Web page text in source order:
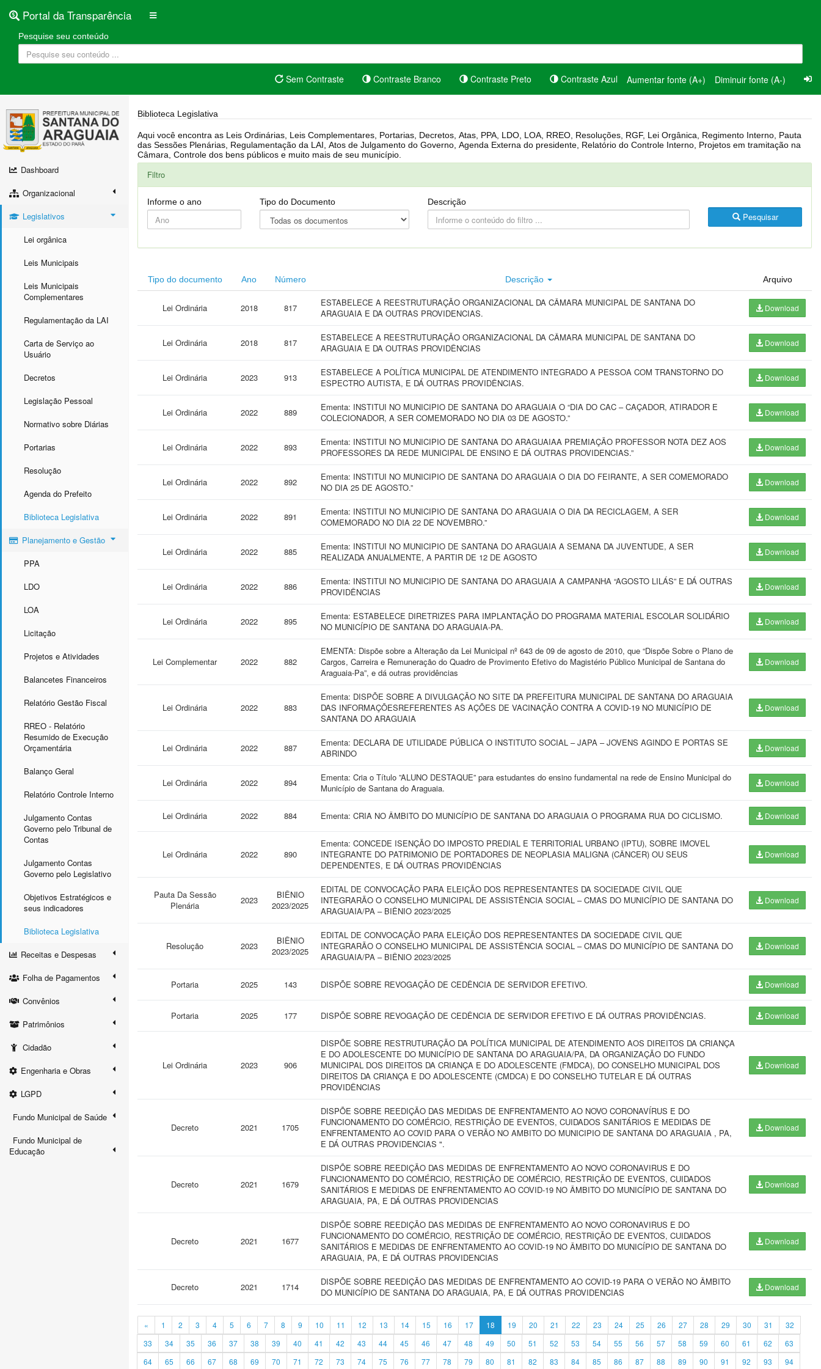
Portal da Transparência
Pesquise seu conteúdo
Sem Contraste Contraste Branco Contraste Preto Contraste Azul Aumentar fonte (A+) Diminuir fonte (A-)
Dashboard
Organizacional
Legislativos
Lei orgânica
Leis Municipais
Leis Municipais
Complementares
Regulamentação da LAI
Carta de Serviço ao
Usuário
Decretos
Legislação Pessoal
Normativo sobre Diárias
Portarias
Resolução
Agenda do Prefeito
Biblioteca Legislativa
Planejamento e Gestão
PPA
LDO
LOA
Licitação
Projetos e Atividades
Balancetes Financeiros
Relatório Gestão Fiscal
RREO - Relatório
Resumido de Execução
Orçamentária
Balanço Geral
Relatório Controle Interno
Julgamento Contas
Governo pelo Tribunal de
Contas
Julgamento Contas
Governo pelo Legislativo
Objetivos Estratégicos e
seus indicadores
Biblioteca Legislativa
Receitas e Despesas
Folha de Pagamentos
Convênios
Patrimônios
Cidadão
Engenharia e Obras
LGPD
Fundo Municipal de Saúde
Fundo Municipal de
Educação
Biblioteca Legislativa
Aqui você encontra as Leis Ordinárias, Leis Complementares, Portarias, Decretos, Atas, PPA, LDO, LOA, RREO, Resoluções, RGF, Lei Orgânica, Regimento Interno, Pauta
das Sessões Plenárias, Regulamentação da LAI, Atos de Julgamento do Governo, Agenda Externa do presidente, Relatório do Controle Interno, Projetos em tramitação na
Câmara, Controle dos bens públicos e muito mais de seu município.
Filtro
Informe o ano Tipo do Documento Descrição
Pesquisar
Tipo do documento Ano Número Descrição Arquivo
Lei Ordinária 2018 817
ESTABELECE A REESTRUTURAÇÃO ORGANIZACIONAL DA CÂMARA MUNICIPAL DE SANTANA DO
ARAGUAIA E DA OUTRAS PROVIDENCIAS.
Download
Lei Ordinária 2018 817
ESTABELECE A REESTRUTURAÇÃO ORGANIZACIONAL DA CÂMARA MUNICIPAL DE SANTANA DO
ARAGUAIA E DA OUTRAS PROVIDÊNCIAS
Download
Lei Ordinária 2023 913
ESTABELECE A POLÍTICA MUNICIPAL DE ATENDIMENTO INTEGRADO A PESSOA COM TRANSTORNO DO
ESPECTRO AUTISTA, E DÁ OUTRAS PROVIDÊNCIAS.
Download
Lei Ordinária 2022 889
Ementa: INSTITUI NO MUNICIPIO DE SANTANA DO ARAGUAIA O “DIA DO CAC – CAÇADOR, ATIRADOR E
COLECIONADOR, A SER COMEMORADO NO DIA 03 DE AGOSTO.”
Download
Lei Ordinária 2022 893
Ementa: INSTITUI NO MUNICIPIO DE SANTANA DO ARAGUAIAA PREMIAÇÃO PROFESSOR NOTA DEZ AOS
PROFESSORES DA REDE MUNICIPAL DE ENSINO E DÁ OUTRAS PROVIDENCIAS.”
Download
Lei Ordinária 2022 892
Ementa: INSTITUI NO MUNICIPIO DE SANTANA DO ARAGUAIA O DIA DO FEIRANTE, A SER COMEMORADO
NO DIA 25 DE AGOSTO.”
Download
Lei Ordinária 2022 891
Ementa: INSTITUI NO MUNICIPIO DE SANTANA DO ARAGUAIA O DIA DA RECICLAGEM, A SER
COMEMORADO NO DIA 22 DE NOVEMBRO.”
Download
Lei Ordinária 2022 885
Ementa: INSTITUI NO MUNICIPIO DE SANTANA DO ARAGUAIA A SEMANA DA JUVENTUDE, A SER
REALIZADA ANUALMENTE, A PARTIR DE 12 DE AGOSTO
Download
Lei Ordinária 2022 886
Ementa: INSTITUI NO MUNICIPIO DE SANTANA DO ARAGUAIA A CAMPANHA “AGOSTO LILÁS” E DÁ OUTRAS
PROVIDÊNCIAS
Download
Lei Ordinária 2022 895
Ementa: ESTABELECE DIRETRIZES PARA IMPLANTAÇÃO DO PROGRAMA MATERIAL ESCOLAR SOLIDÁRIO
NO MUNICÍPIO DE SANTANA DO ARAGUAIA-PA.
Download
Lei Complementar 2022 882
EMENTA: Dispõe sobre a Alteração da Lei Municipal nº 643 de 09 de agosto de 2010, que “Dispõe Sobre o Plano de
Cargos, Carreira e Remuneração do Quadro de Provimento Efetivo do Magistério Público Municipal de Santana do
Araguaia-Pa”, e dá outras providências
Download
Lei Ordinária 2022 883
Ementa: DISPÕE SOBRE A DIVULGAÇÃO NO SITE DA PREFEITURA MUNICIPAL DE SANTANA DO ARAGUAIA
DAS INFORMAÇÕESREFERENTES AS AÇÕES DE VACINAÇÃO CONTRA A COVID-19 NO MUNICÍPIO DE
SANTANA DO ARAGUAIA
Download
Lei Ordinária 2022 887
Ementa: DECLARA DE UTILIDADE PÚBLICA O INSTITUTO SOCIAL – JAPA – JOVENS AGINDO E PORTAS SE
ABRINDO
Download
Lei Ordinária 2022 894
Ementa: Cria o Título ”ALUNO DESTAQUE” para estudantes do ensino fundamental na rede de Ensino Municipal do
Município de Santana do Araguaia.
Download
Lei Ordinária 2022 884 Ementa: CRIA NO ÂMBITO DO MUNICÍPIO DE SANTANA DO ARAGUAIA O PROGRAMA RUA DO CICLISMO. Download
Lei Ordinária 2022 890
Ementa: CONCEDE ISENÇÃO DO IMPOSTO PREDIAL E TERRITORIAL URBANO (IPTU), SOBRE IMOVEL
INTEGRANTE DO PATRIMONIO DE PORTADORES DE NEOPLASIA MALIGNA (CÂNCER) OU SEUS
DEPENDENTES, E DÁ OUTRAS PROVIDÊNCIAS
Download
Pauta Da Sessão
Plenária
2023
BIÊNIO
2023/2025
EDITAL DE CONVOCAÇÃO PARA ELEIÇÃO DOS REPRESENTANTES DA SOCIEDADE CIVIL QUE
INTEGRARÃO O CONSELHO MUNICIPAL DE ASSISTÊNCIA SOCIAL – CMAS DO MUNICÍPIO DE SANTANA DO
ARAGUAIA/PA – BIÊNIO 2023/2025
Download
Resolução 2023
BIÊNIO
2023/2025
EDITAL DE CONVOCAÇÃO PARA ELEIÇÃO DOS REPRESENTANTES DA SOCIEDADE CIVIL QUE
INTEGRARÃO O CONSELHO MUNICIPAL DE ASSISTÊNCIA SOCIAL – CMAS DO MUNICÍPIO DE SANTANA DO
ARAGUAIA/PA – BIÊNIO 2023/2025
Download
Portaria 2025 143 DISPÕE SOBRE REVOGAÇÃO DE CEDÊNCIA DE SERVIDOR EFETIVO. Download
Portaria 2025 177 DISPÕE SOBRE REVOGAÇÃO DE CEDÊNCIA DE SERVIDOR EFETIVO E DÁ OUTRAS PROVIDÊNCIAS. Download
Lei Ordinária 2023 906
DISPÕE SOBRE RESTRUTURAÇÃO DA POLÍTICA MUNICIPAL DE ATENDIMENTO AOS DIREITOS DA CRIANÇA
E DO ADOLESCENTE DO MUNICÍPIO DE SANTANA DO ARAGUAIA/PA, DA ORGANIZAÇÃO DO FUNDO
MUNICIPAL DOS DIREITOS DA CRIANÇA E DO ADOLESCENTE (FMDCA), DO CONSELHO MUNICIPAL DOS
DIREITOS DA CRIANÇA E DO ADOLESCENTE (CMDCA) E DO CONSELHO TUTELAR E DÁ OUTRAS
PROVIDÊNCIAS
Download
Decreto 2021 1705
DISPÕE SOBRE REEDIÇÃO DAS MEDIDAS DE ENFRENTAMENTO AO NOVO CORONAVÍRUS E DO
FUNCIONAMENTO DO COMÉRCIO, RESTRIÇÃO DE EVENTOS, CUIDADOS SANITÁRIOS E MEDIDAS DE
ENFRENTAMENTO AO COVID PARA O VERÃO NO AMBITO DO MUNICIPIO DE SANTANA DO ARAGUAIA , PA,
E DÁ OUTRAS PROVIDENCIAS ".
Download
Decreto 2021 1679
DISPÕE SOBRE REEDIÇÃO DAS MEDIDAS DE ENFRENTAMENTO AO NOVO CORONAVIRUS E DO
FUNCIONAMENTO DO COMÉRCIO, RESTRIÇÃO DE COMÉRCIO, RESTRIÇÃO DE EVENTOS, CUIDADOS
SANITÁRIOS E MEDIDAS DE ENFRENTAMENTO AO COVID-19 NO ÂMBITO DO MUNICÍPIO DE SANTANA DO
ARAGUAIA, PA, E DÁ OUTRAS PROVIDENCIAS
Download
Decreto 2021 1677
DISPÕE SOBRE REEDIÇÃO DAS MEDIDAS DE ENFRENTAMENTO AO NOVO CORONAVIRUS E DO
FUNCIONAMENTO DO COMÉRCIO, RESTRIÇÃO DE COMÉRCIO, RESTRIÇÃO DE EVENTOS, CUIDADOS
SANITÁRIOS E MEDIDAS DE ENFRENTAMENTO AO COVID-19 NO ÂMBITO DO MUNICÍPIO DE SANTANA DO
ARAGUAIA, PA, E DÁ OUTRAS PROVIDENCIAS
Download
Decreto 2021 1714
DISPÕE SOBRE REEDIÇÃO DAS MEDIDAS DE ENFRENTAMENTO AO COVID-19 PARA O VERÃO NO ÂMBITO
DO MUNICÍPIO DE SANTANA DO ARAGUAIA, PA, E DÁ OUTRAS PROVIDENCIAS
Download
« 1 2 3 4 5 6 7 8 9 10 11 12 13 14 15 16 17 18 19 20 21 22 23 24 25 26 27 28 29 30 31
32
33
34 35 36 37 38 39 40 41 42 43 44 45 46 47 48 49 50 51 52 53 54 55 56 57 58 59 60 61 62
63
64
65 66 67 68 69 70 71 72 73 74 75 76 77 78 79 80 81 82 83 84 85 86 87 88 89 90 91 92 93 94